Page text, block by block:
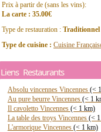
Prix à partir de (sans les vins):
La carte : 35.00€
Type de restauration : Traditionnel
Type de cuisine : Cuisine
Liens Restaurants
Absolu vincennes Vincennes (<
Au pure beurre Vincennes (< 1
Il cavoletto Vincennes (< 1 km)
La table des troys Vincennes (<
L'armorique Vincennes (< 1 km)